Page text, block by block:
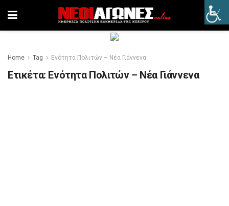
Home Tag Ενότητα Πολιτών – Νέα Γιάννενα
Ετικέτα: Ενότητα Πολιτών – Νέα Γιάννενα